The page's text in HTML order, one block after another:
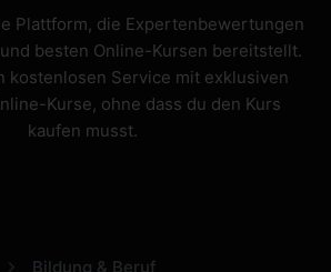
Plattform, die Expertenbewertungen
besten Online-Kursen bereitstellt.
kostenlosen Service mit exklusiven
Kurse, ohne dass du den Kurs
kaufen musst.
Bildung & Beruf